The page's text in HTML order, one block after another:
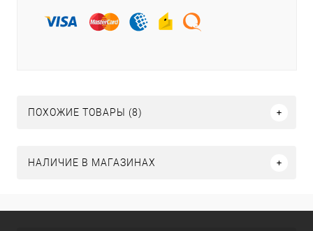
ПОХОЖИЕ ТОВАРЫ (8)
НАЛИЧИЕ В МАГАЗИНАХ